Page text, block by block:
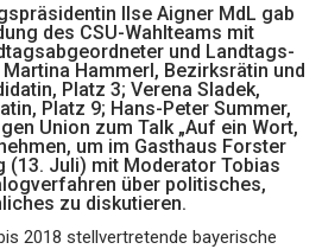
Ilse Aigner MdL gab
des CSU-Wahlteams mit
und Landtags-
Hammerl, Bezirksrätin und
Platz 3; Verena Sladek,
Platz 9; Hans-Peter Summer,
Union zum Talk „Auf ein Wort,
um im Gasthaus Forster
(13. Juli) mit Moderator Tobias
über politisches,
zu diskutieren.
2018 stellvertretende bayerische